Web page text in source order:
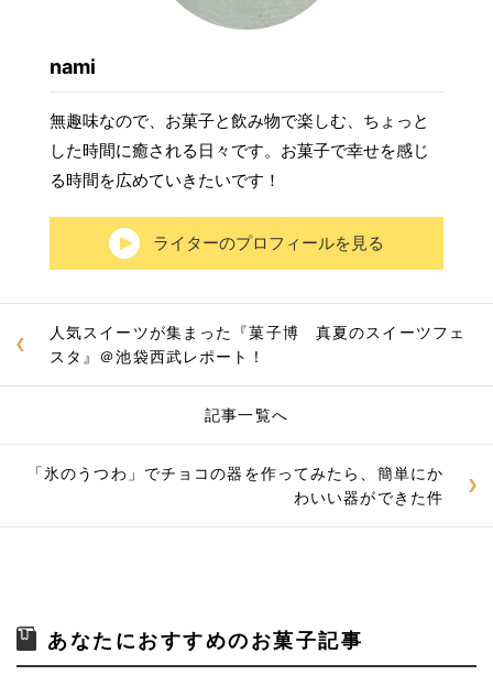
nami
無趣味なので、お菓子と飲み物で楽しむ、ちょっと
した時間に癒される日々です。お菓子で幸せを感じ
る時間を広めていきたいです！
ライターのプロフィールを見る
人気スイーツが集まった『菓子博 真夏のスイーツフェ
スタ』＠池袋西武レポート！
記事一覧へ
「氷のうつわ」でチョコの器を作ってみたら、簡単にか
わいい器ができた件
あなたにおすすめのお菓子記事